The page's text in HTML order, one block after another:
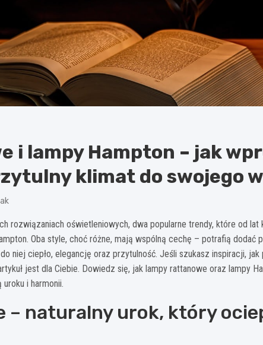
i lampy Hampton – jak
klimat do swojego
rozwiązaniach oświetleniowych, dwa popularne trendy, które od lat
Oba style, choć różne, mają wspólną cechę – potrafią dodać
niej ciepło, elegancję oraz przytulność. Jeśli szukasz inspiracji,
jest dla Ciebie. Dowiedz się, jak lampy rattanowe oraz lampy
i harmonii.
– naturalny urok, który